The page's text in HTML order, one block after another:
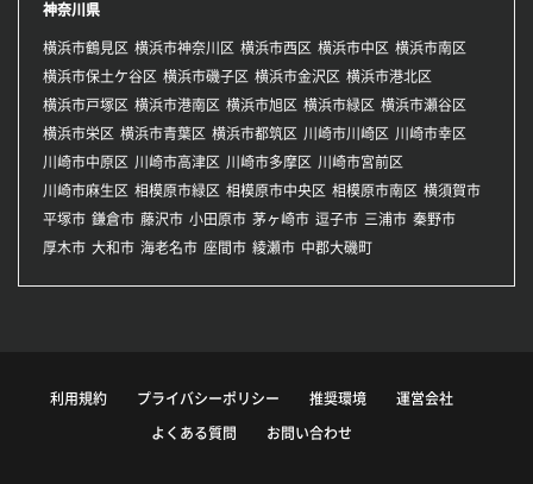
神奈川県
横浜市鶴見区 横浜市神奈川区 横浜市西区 横浜市中区 横浜市南区
横浜市保土ケ谷区 横浜市磯子区 横浜市金沢区 横浜市港北区
横浜市戸塚区 横浜市港南区 横浜市旭区 横浜市緑区 横浜市瀬谷区
横浜市栄区 横浜市青葉区 横浜市都筑区 川崎市川崎区 川崎市幸区
川崎市中原区 川崎市高津区 川崎市多摩区 川崎市宮前区
川崎市麻生区 相模原市緑区 相模原市中央区 相模原市南区 横須賀市
平塚市 鎌倉市 藤沢市 小田原市 茅ヶ崎市 逗子市 三浦市 秦野市
厚木市 大和市 海老名市 座間市 綾瀬市 中郡大磯町
利用規約 プライバシーポリシー 推奨環境 運営会社
よくある質問 お問い合わせ